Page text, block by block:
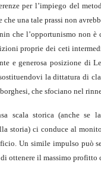
per l’impiego del
una tale prassi non
che l’opportunismo non
proprie dei ceti
e generosa posizione di
la dittatura di
che sfociano nel
scala storica (anche se
storia) ci conduce al
Un simile impulso può
ottenere il massimo profitto